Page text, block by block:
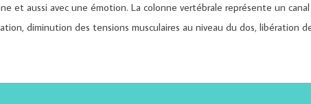
et aussi avec une émotion. La colonne vertébrale représente un
diminution des tensions musculaires au niveau du dos, libération